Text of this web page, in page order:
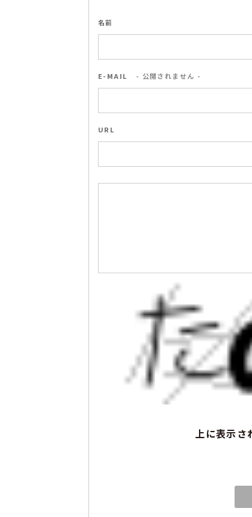
名前
E-MAIL - 公開されません -
URL
上に表示さ